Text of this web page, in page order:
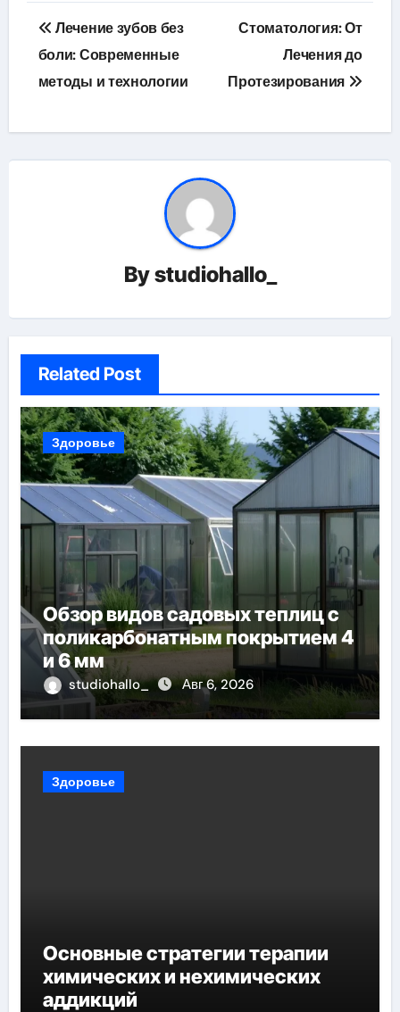
Навигация
по
записям
Лечение зубов без
боли: Современные
методы и технологии
Стоматология: От
Лечения до
Протезирования
Bystudiohallo_
Related Post
Здоровье
Обзор видов садовых теплиц с
поликарбонатным покрытием 4
и 6 мм
studiohallo_ Авг 6, 2026
Здоровье
Основные стратегии терапии
химических и нехимических
аддикций